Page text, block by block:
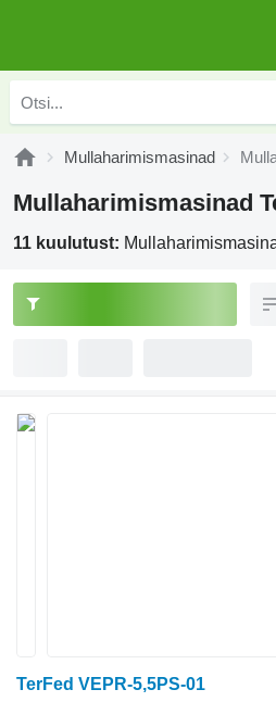
Mullaharimismasinad
Mullaharimismasinad
11 kuulutust:
TerFed VEPR-5,5PS-01